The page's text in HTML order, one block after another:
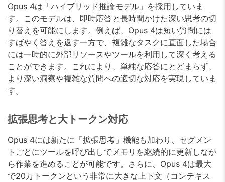
Opus 4は「ハイブリッド推論モデル」を採用していま
す。このモデルは、即時応答と長時間かけた深い思考の切
り替えを可能にします。例えば、Opus 4は短い質問には
すばやく答えを返す一方で、複雑なタスクに直面した場合
には一時的に外部リソースやツールを利用して深く考える
ことができます。これにより、単純な応答にとどまらず、
より深い洞察や複雑な質問への適切な対応を実現していま
す。
拡張思考と大トークン対応
Opus 4には新たに「拡張思考」機能も加わり、セグメン
トごとにツールを呼び出してメモリを継続的に更新しなが
ら作業を進めることが可能です。さらに、Opus 4は最大
で20万トークンという非常に大きな上下文（コンテキス